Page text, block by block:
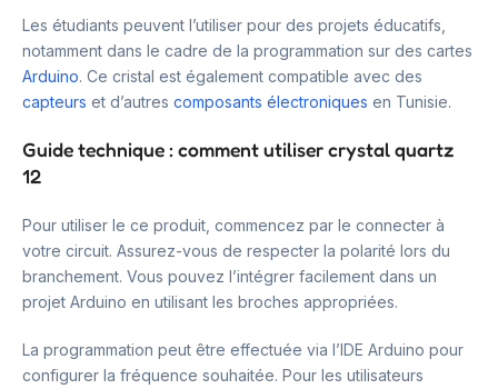
Les étudiants peuvent l’utiliser pour des projets éducatifs,
notamment dans le cadre de la programmation sur des cartes
Arduino. Ce cristal est également compatible avec des
capteurs et d’autres composants électroniques en Tunisie.
Guide technique : comment utiliser crystal quartz
12
Pour utiliser le ce produit, commencez par le connecter à
votre circuit. Assurez-vous de respecter la polarité lors du
branchement. Vous pouvez l’intégrer facilement dans un
projet Arduino en utilisant les broches appropriées.
La programmation peut être effectuée via l’IDE Arduino pour
configurer la fréquence souhaitée. Pour les utilisateurs